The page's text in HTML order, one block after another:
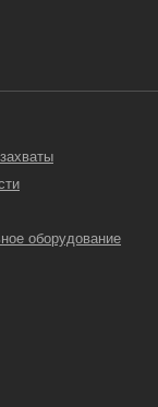
оборудование